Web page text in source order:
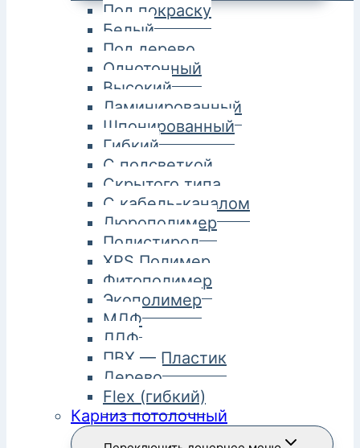
Под покраску
Белый
Под дерево
Однотонный
Высокий
Ламинированный
Шпонированный
Гибкий
С подсветкой
Скрытого типа
С кабель-каналом
Дюрополимер
Полистирол
XPS Полимер
Фитополимер
Экополимер
МДФ
ЛДФ
ПВХ — Пластик
Дерево
Flex (гибкий)
Карниз потолочный